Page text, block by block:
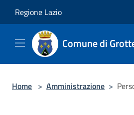
Regione Lazio
Comune di
Home > Amministrazione >